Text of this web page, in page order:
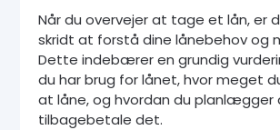
Når du overvejer at tage et lån, er
skridt at forstå dine lånebehov og
Dette indebærer en grundig
du har brug for lånet, hvor meget
at låne, og hvordan du planlægger
tilbagebetale det.